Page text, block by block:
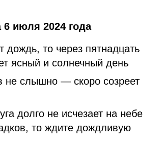
июля 2024 года
дождь, то через пятнадцать
ясный и солнечный день
не слышно — скоро созреет
долго не исчезает на небе
то ждите дождливую